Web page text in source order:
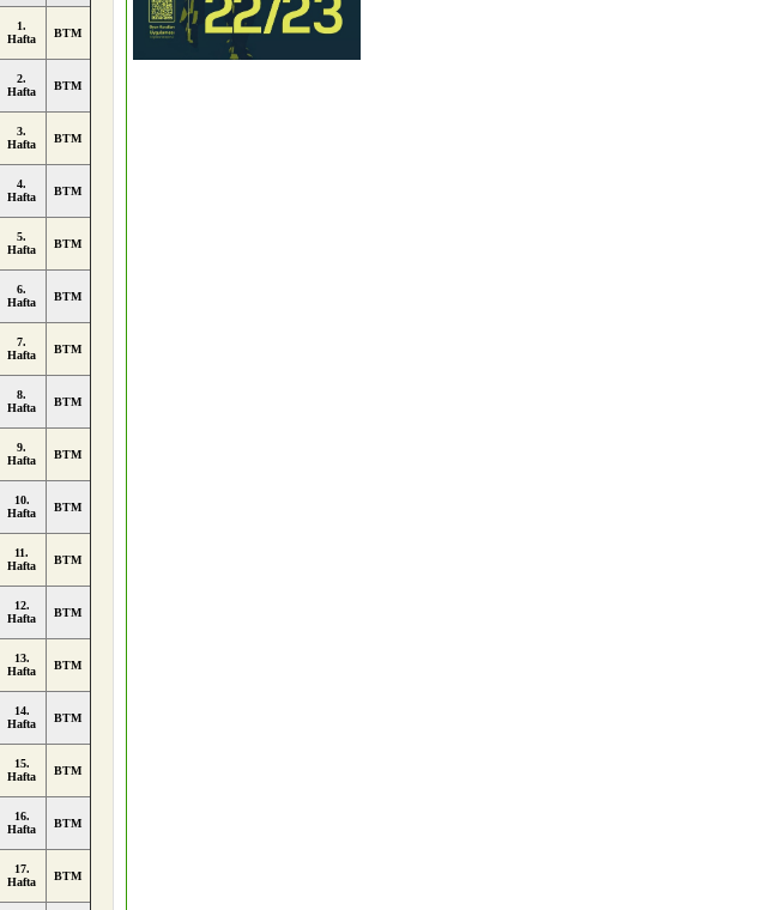
1.
Hafta
BTM
2.
Hafta
BTM
3.
Hafta
BTM
4.
Hafta
BTM
5.
Hafta
BTM
6.
Hafta
BTM
7.
Hafta
BTM
8.
Hafta
BTM
9.
Hafta
BTM
10.
Hafta
BTM
11.
Hafta
BTM
12.
Hafta
BTM
13.
Hafta
BTM
14.
Hafta
BTM
15.
Hafta
BTM
16.
Hafta
BTM
17.
Hafta
BTM